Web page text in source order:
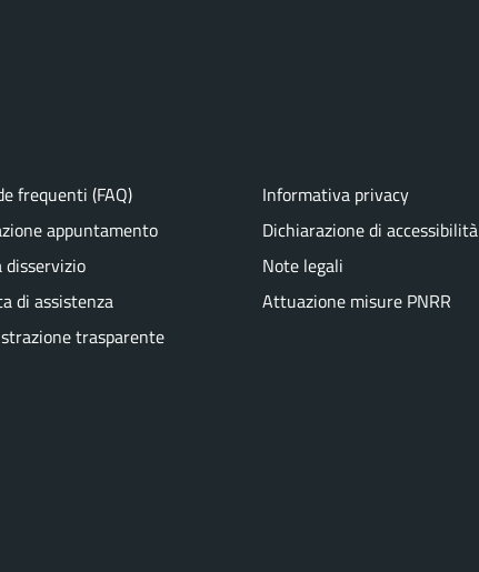
frequenti (FAQ)
appuntamento
disservizio
di assistenza
trasparente
Informativa privacy
Dichiarazione di accessibilità
Note legali
Attuazione misure PNRR